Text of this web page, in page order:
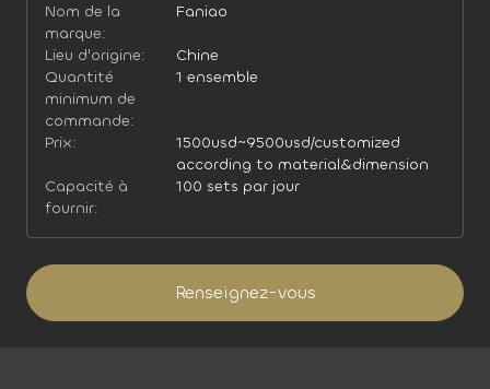
Nom de la
marque:
Faniao
Lieu d'origine:
Chine
Quantité
minimum de
commande:
1 ensemble
Prix:
1500usd~9500usd/customized
according to material&dimension
Capacité à
fournir:
100 sets par jour
Renseignez-vous